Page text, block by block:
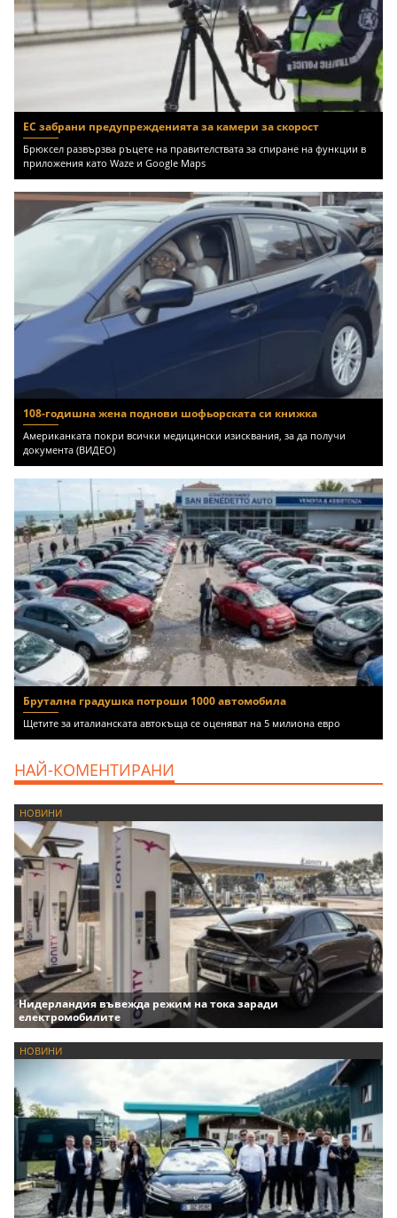
ЕС забрани предупрежденията за камери за скорост
Брюксел развързва ръцете на правителствата за спиране на функции в
приложения като Waze и Google Maps
108-годишна жена поднови шофьорската си книжка
Американката покри всички медицински изисквания, за да получи
документа (ВИДЕО)
Брутална градушка потроши 1000 автомобила
Щетите за италианската автокъща се оценяват на 5 милиона евро
НАЙ-КОМЕНТИРАНИ
НОВИНИ
Нидерландия въвежда режим на тока заради
електромобилите
НОВИНИ